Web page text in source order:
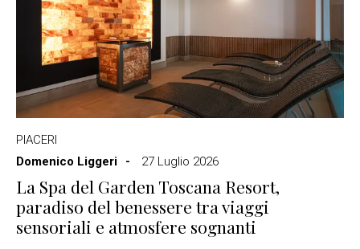
PIACERI
Domenico Liggeri
27 Luglio 2026
La Spa del Garden Toscana Resort,
paradiso del benessere tra viaggi
sensoriali e atmosfere sognanti